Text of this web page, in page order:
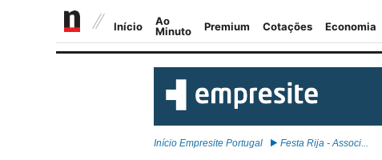
Início Empresite Portugal Festa Rija - Associ...